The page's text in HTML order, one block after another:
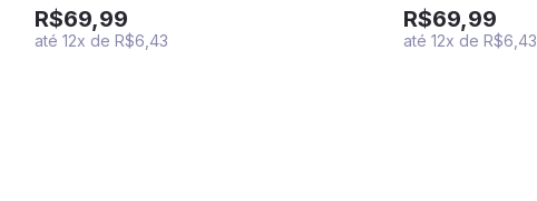
R$69,99
até 12x de R$6,43
R$69,99
até 12x de R$6,43